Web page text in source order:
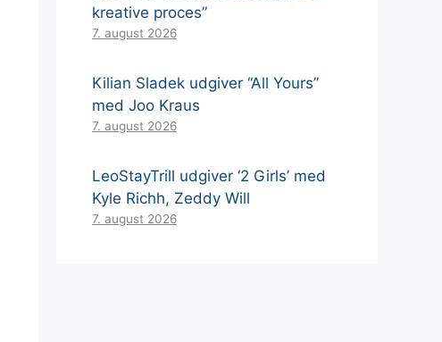
kreative proces”
7. august 2026
Kilian Sladek udgiver “All Yours”
med Joo Kraus
7. august 2026
LeoStayTrill udgiver ‘2 Girls’ med
Kyle Richh, Zeddy Will
7. august 2026